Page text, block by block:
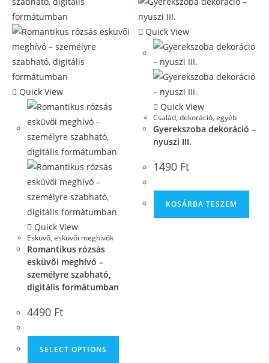
Quick View
Quick View
Esküvő, esküvői meghívók
Romantikus rózsás
esküvői meghívó –
személyre szabható,
digitális formátumban
4490 Ft
SELECT OPTIONS
Quick View
Quick View
Család,dekoráció, egyéb
Gyerekszoba dekoráció –
nyuszi III.
1490 Ft
KOSÁRBA TESZEM